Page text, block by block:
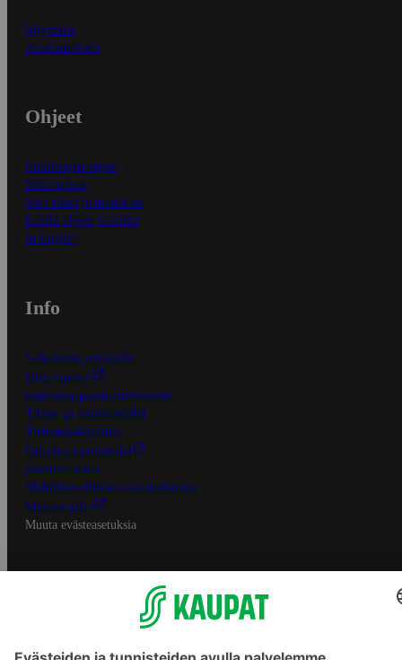
Myymälät
Asiakaspalvelu
Ohjeet
Ensitilaajan ohjeet
Näin maksat
Näin tilaat ja muokkaat
Kaikki ohjeet ja vinkit
In English
Info
S-Business yrityksille
Oiva-raportit
Osuuskauppojen yhteystiedot
Tilaus- ja toimitusehdot
Tietosuojakäytäntö
Palvelun käyttöehdot
Saavutettavuus
Mobiilisovelluksen saavutettavuus
Mainostajalle
Muuta evästeasetuksia
S-ryhmän palvelut